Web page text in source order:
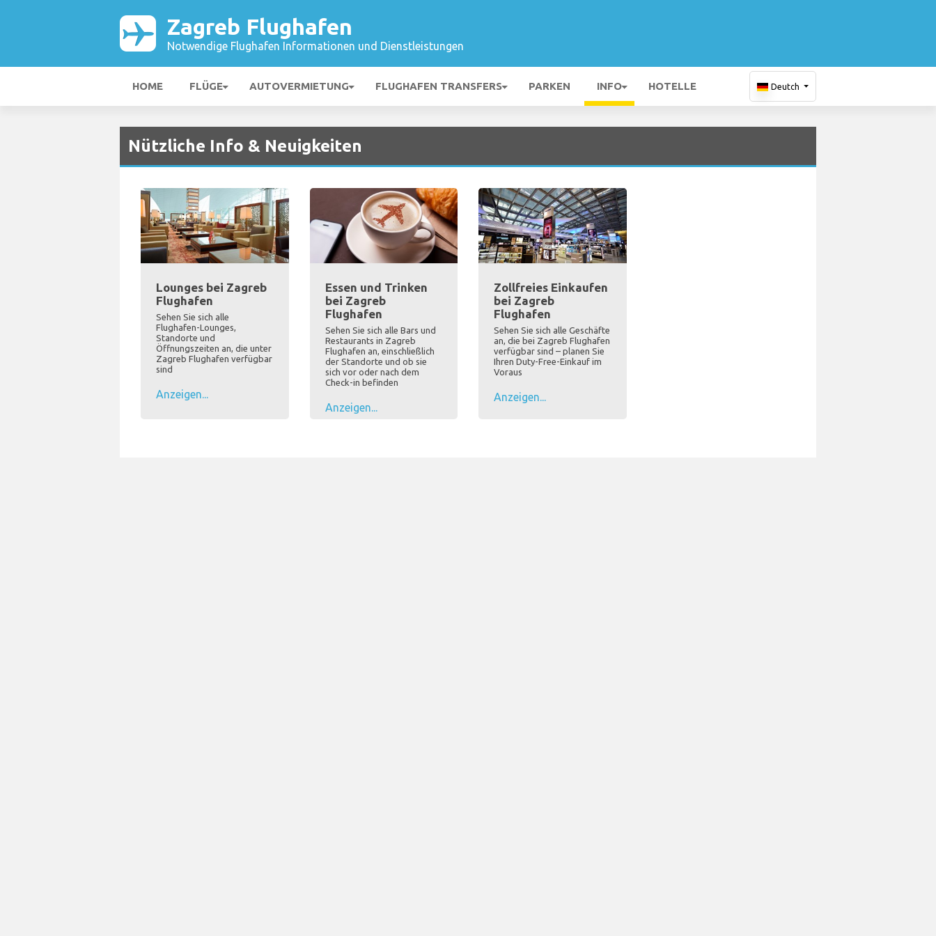
Zagreb Flughafen
Notwendige Flughafen Informationen und Dienstleistungen
HOME FLÜGE AUTOVERMIETUNG FLUGHAFEN TRANSFERS PARKEN INFO HOTELLE Deutch
Nützliche Info & Neuigkeiten
Lounges bei Zagreb
Flughafen
Sehen Sie sich alle
Flughafen-Lounges,
Standorte und
Öffnungszeiten an, die unter
Zagreb Flughafen verfügbar
sind
Anzeigen...
Essen und Trinken
bei Zagreb
Flughafen
Sehen Sie sich alle Bars und
Restaurants in Zagreb
Flughafen an, einschließlich
der Standorte und ob sie
sich vor oder nach dem
Check-in befinden
Anzeigen...
Zollfreies Einkaufen
bei Zagreb
Flughafen
Sehen Sie sich alle Geschäfte
an, die bei Zagreb Flughafen
verfügbar sind – planen Sie
Ihren Duty-Free-Einkauf im
Voraus
Anzeigen...